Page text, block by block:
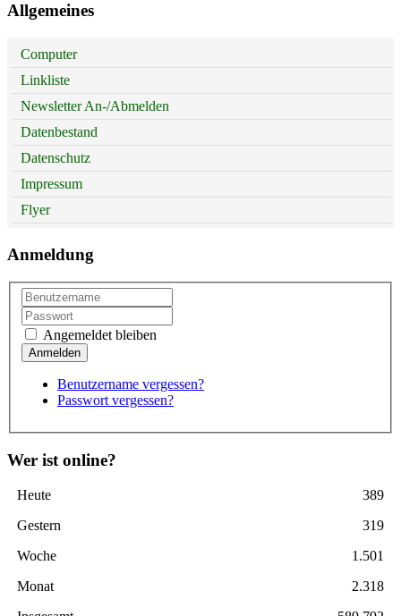
Allgemeines
Computer
Linkliste
Newsletter An-/Abmelden
Datenbestand
Datenschutz
Impressum
Flyer
Anmeldung
Angemeldet bleiben
Benutzername vergessen?
Passwort vergessen?
Wer ist online?
Heute
389
Gestern
319
Woche
1.501
Monat
2.318